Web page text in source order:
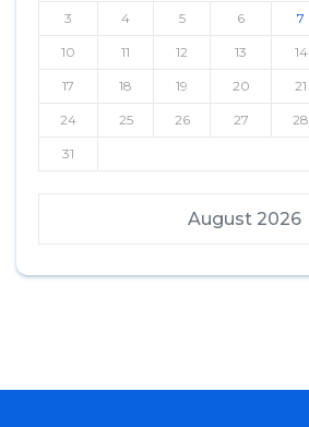
August 2026
3 4 5 6 7
10 11 12 13 14
17 18 19 20 21
24 25 26 27 28
31